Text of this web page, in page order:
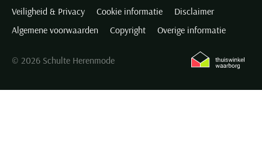
Veiligheid & Privacy Cookie informatie
Disclaimer
Algemene voorwaarden
Copyright Overige informatie
© 2026 Schulte Herenmode